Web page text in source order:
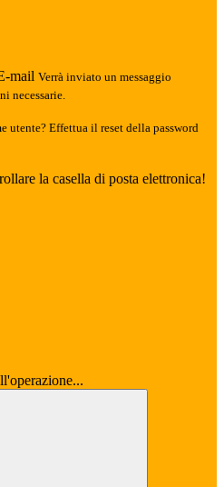
mail Verrà inviato un messaggio
necessarie.
utente? Effettua il reset della password
la casella di posta elettronica!